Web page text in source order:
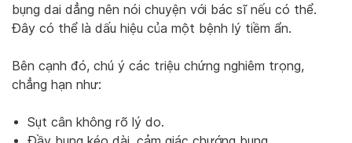
bụng dai dẳng nên nói chuyện với bác sĩ nếu có thể.
Đây có thể là dấu hiệu của một bệnh lý tiềm ẩn.
Bên cạnh đó, chú ý các triệu chứng nghiêm trọng,
chẳng hạn như:
Sụt cân không rõ lý do.